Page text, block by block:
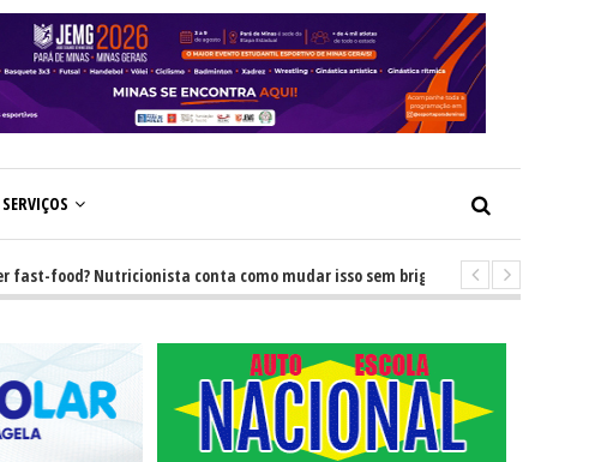
SERVIÇOS
food? Nutricionista conta como mudar isso sem brigas GRNEWS TV: